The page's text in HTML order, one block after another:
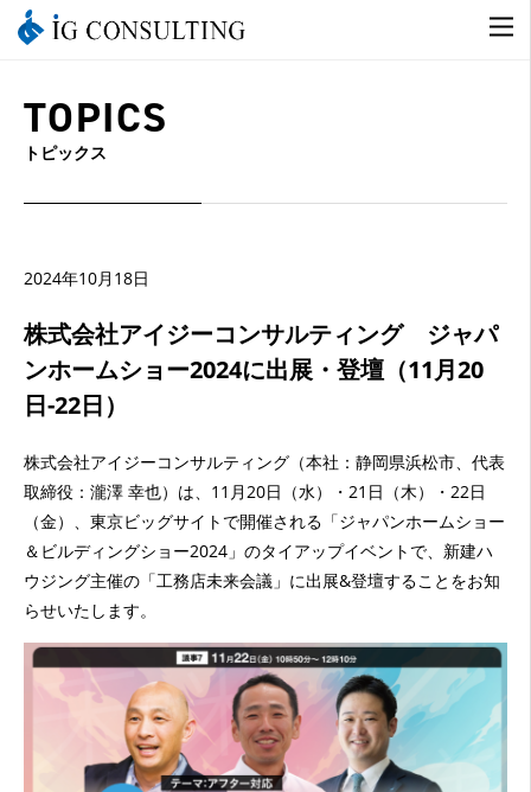
TOPICS
トピックス
2024年10月18日
株式会社アイジーコンサルティング ジャパ
ンホームショー2024に出展・登壇（11月20
日-22日）
株式会社アイジーコンサルティング（本社：静岡県浜松市、代表
取締役：瀧澤 幸也）は、11月20日（水）・21日（木）・22日
（金）、東京ビッグサイトで開催される「ジャパンホームショー
＆ビルディングショー2024」のタイアップイベントで、新建ハ
ウジング主催の「工務店未来会議 」に出展&登壇することをお知
らせいたします。